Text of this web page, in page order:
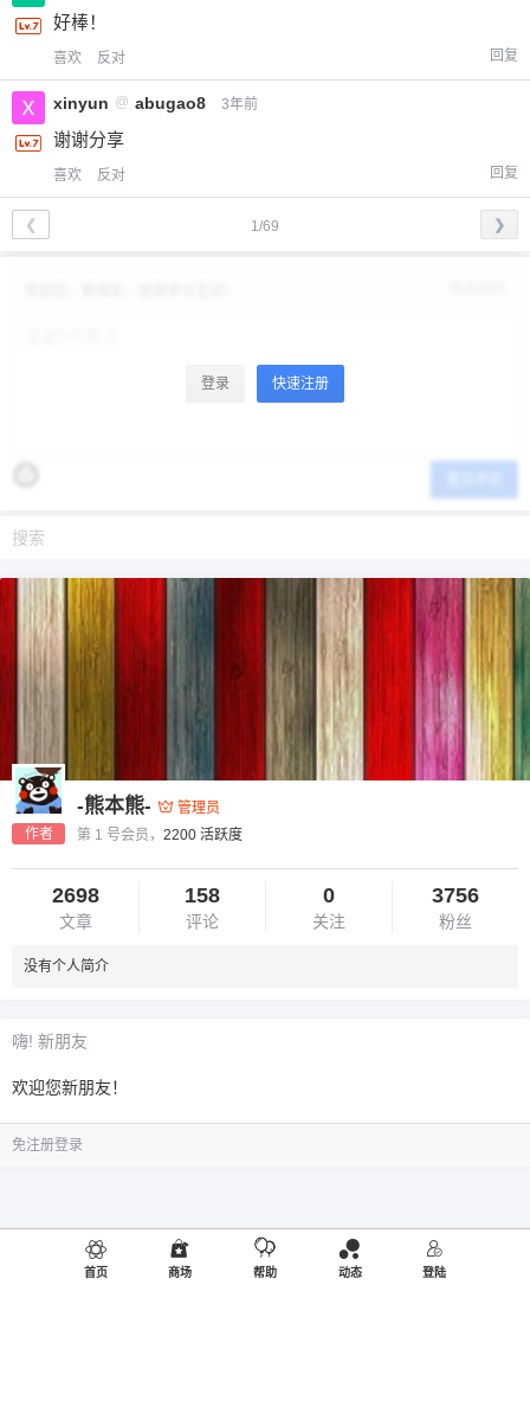
好棒！
喜欢 反对 回复
xinyun @ abugao8 3年前
谢谢分享
喜欢 反对 回复
1/69
❮ ❯
登录 快速注册
作者
-熊本熊-
管理员
第 1 号会员， 2200 活跃度
2698
文章
158
评论
0
关注
3756
粉丝
没有个人简介
嗨! 新朋友
欢迎您新朋友！
免注册登录
首页 商场 帮助 动态 登陆